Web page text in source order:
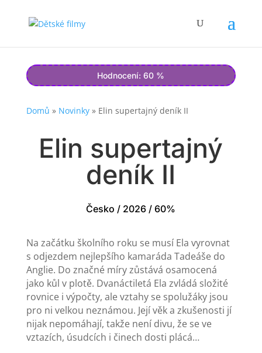
Hodnocení: 60 %
Domů » Novinky» Elin supertajný deník II
Elin supertajný
deník II
Česko / 2026 / 60%
Na začátku školního roku se musí Ela vyrovnat
s odjezdem nejlepšího kamaráda Tadeáše do
Anglie. Do značné míry zůstává osamocená
jako kůl v plotě. Dvanáctiletá Ela zvládá složité
rovnice i výpočty, ale vztahy se spolužáky jsou
pro ni velkou neznámou. Její věk a zkušenosti jí
nijak nepomáhají, takže není divu, že se ve
vztazích, úsudcích i činech dosti plácá…